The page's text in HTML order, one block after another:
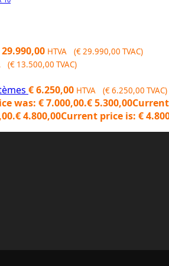
29.990,00 HTVA (€29.990,00 TVAC)
(€ 13.500,00 TVAC)
€6.250,00 HTVA (€6.250,00 TVAC)
was: € 7.000,00.€5.300,00
€4.800,00Current price is: €